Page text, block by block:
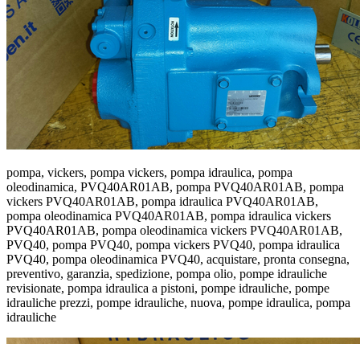
pompa, vickers, pompa vickers, pompa idraulica, pompa
oleodinamica, PVQ40AR01AB, pompa PVQ40AR01AB, pompa
vickers PVQ40AR01AB, pompa idraulica PVQ40AR01AB,
pompa oleodinamica PVQ40AR01AB, pompa idraulica vickers
PVQ40AR01AB, pompa oleodinamica vickers PVQ40AR01AB,
PVQ40, pompa PVQ40, pompa vickers PVQ40, pompa idraulica
PVQ40, pompa oleodinamica PVQ40, acquistare, pronta consegna,
preventivo, garanzia, spedizione, pompa olio, pompe idrauliche
revisionate, pompa idraulica a pistoni, pompe idrauliche, pompe
idrauliche prezzi, pompe idrauliche, nuova, pompe idraulica, pompa
idrauliche